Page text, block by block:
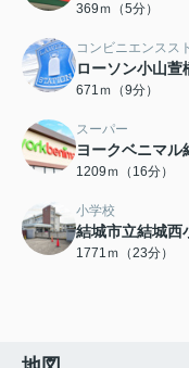
369ｍ（5分）
コンビニエンスス
ローソン小山萱
671ｍ（9分）
スーパー
ヨークベニマル
1209ｍ（16分）
小学校
結城市立結城西
1771ｍ（23分）